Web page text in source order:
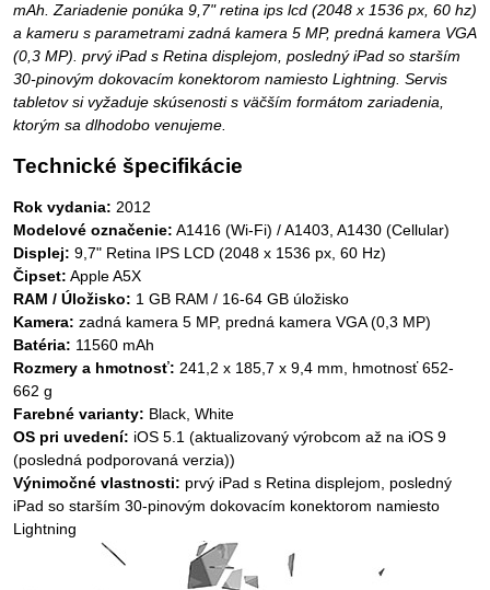
mAh. Zariadenie ponúka 9,7" retina ips lcd (2048 x 1536 px, 60 hz)
a kameru s parametrami zadná kamera 5 MP, predná kamera VGA
(0,3 MP). prvý iPad s Retina displejom, posledný iPad so starším
30-pinovým dokovacím konektorom namiesto Lightning. Servis
tabletov si vyžaduje skúsenosti s väčším formátom zariadenia,
ktorým sa dlhodobo venujeme.
Technické špecifikácie
Rok vydania: 2012
Modelové označenie: A1416 (Wi-Fi) / A1403, A1430 (Cellular)
Displej: 9,7" Retina IPS LCD (2048 x 1536 px, 60 Hz)
Čipset: Apple A5X
RAM / Úložisko: 1 GB RAM / 16-64 GB úložisko
Kamera: zadná kamera 5 MP, predná kamera VGA (0,3 MP)
Batéria: 11560 mAh
Rozmery a hmotnosť: 241,2 x 185,7 x 9,4 mm, hmotnosť 652-
662 g
Farebné varianty: Black, White
OS pri uvedení: iOS 5.1 (aktualizovaný výrobcom až na iOS 9
(posledná podporovaná verzia))
Výnimočné vlastnosti: prvý iPad s Retina displejom, posledný
iPad so starším 30-pinovým dokovacím konektorom namiesto
Lightning